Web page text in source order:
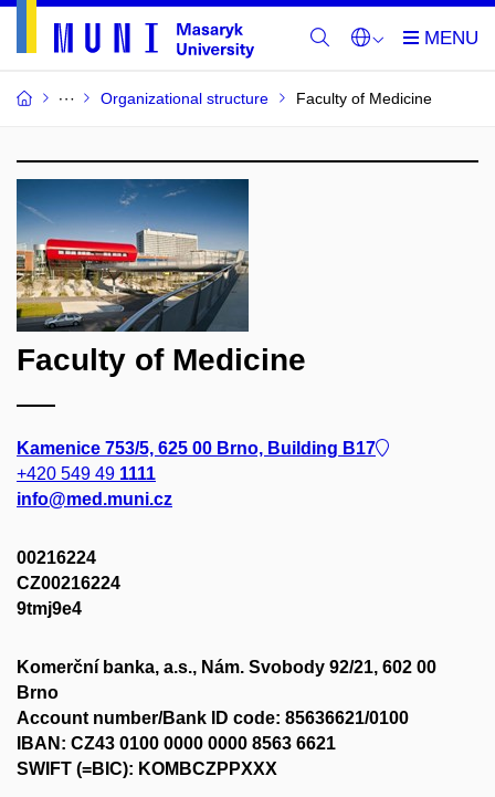
Organizational structure Faculty of Medicine
Faculty of Medicine
Kamenice 753/5, 625 00 Brno, Building B17
+420 549 49 1111
info@med.muni.cz
00216224
CZ00216224
9tmj9e4
Komerční banka, a.s., Nám. Svobody 92/21, 602 00
Brno
Account number/Bank ID code: 85636621/0100
IBAN: CZ43 0100 0000 0000 8563 6621
SWIFT (=BIC): KOMBCZPPXXX